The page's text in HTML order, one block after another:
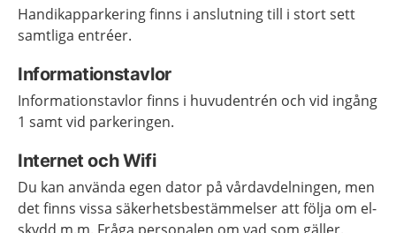
Handikapparkering finns i anslutning till i stort sett
samtliga entréer.
Informationstavlor
Informationstavlor finns i huvudentrén och vid ingång
1 samt vid parkeringen.
Internet och Wifi
Du kan använda egen dator på vårdavdelningen, men
det finns vissa säkerhetsbestämmelser att följa om el-